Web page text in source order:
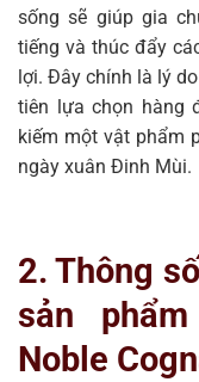
sống sẽ giúp gia
tiếng và thúc đẩy
lợi. Đây chính là lý
tiên lựa chọn hàng
kiếm một vật phẩm
ngày xuân Đinh Mùi.
2. Thông
sản
Noble